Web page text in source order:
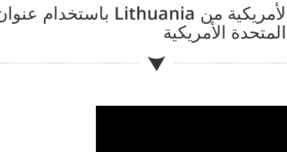
من Lithuania باستخدام
الأمريكية